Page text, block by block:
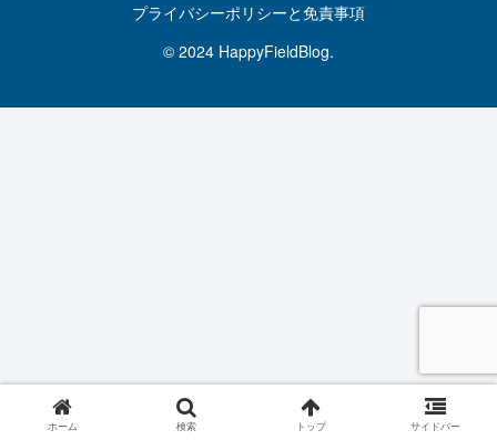
プライバシーポリシーと免責事項
© 2024 HappyFieldBlog.
ホーム 検索 トップ サイドバー